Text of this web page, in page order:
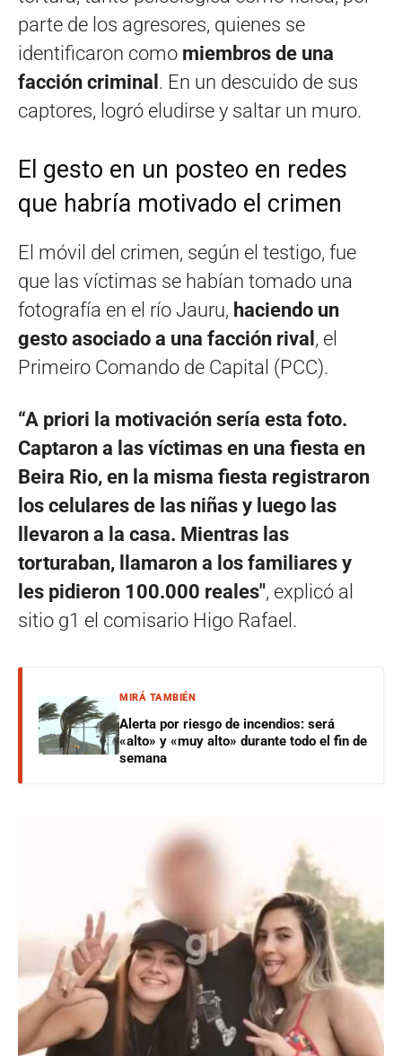
parte de los agresores, quienes se
identificaron como miembros de una
facción criminal . En un descuido de sus
captores, logró eludirse y saltar un muro.
El gesto en un posteo en redes
que habría motivado el crimen
El móvil del crimen, según el testigo, fue
que las víctimas se habían tomado una
fotografía en el río Jauru, haciendo un
gesto asociado a una facción rival , el
Primeiro Comando de Capital (PCC).
“A priori la motivación sería esta foto.
Captaron a las víctimas en una fiesta en
Beira Rio, en la misma fiesta registraron
los celulares de las niñas y luego las
llevaron a la casa. Mientras las
torturaban, llamaron a los familiares y
les pidieron 100.000 reales″, explicó al
sitio g1 el comisario Higo Rafael.
MIRÁ TAMBIÉN
Alerta por riesgo de incendios: será
«alto» y «muy alto» durante todo el fin de
semana